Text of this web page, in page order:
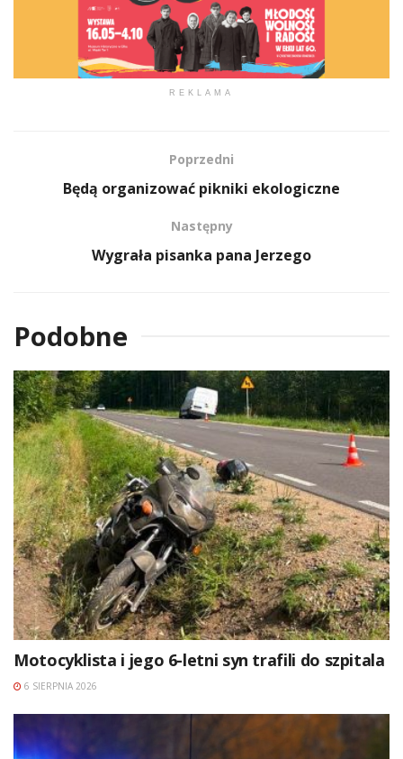
REKLAMA
Poprzedni
Będą organizować pikniki ekologiczne
Następny
Wygrała pisanka pana Jerzego
Podobne
Motocyklista i jego 6-letni syn trafili do szpitala
6 SIERPNIA 2026